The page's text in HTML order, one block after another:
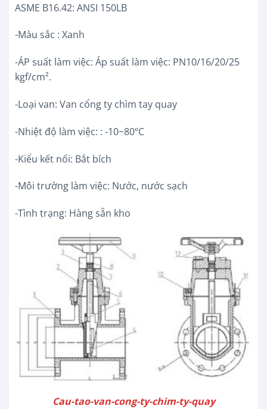
ASME B16.42: ANSI 150LB
-Màu sắc : Xanh
-ÁP suất làm việc: Áp suất làm việc: PN10/16/20/25
kgf/cm².
-Loại van: Van cổng ty chìm tay quay
-Nhiệt độ làm việc: : -10~80ºC
-Kiểu kết nối: Bắt bích
-Môi trường làm việc: Nước, nước sạch
-Tình trạng: Hàng sẵn kho
Cau-tao-van-cong-ty-chim-ty-quay